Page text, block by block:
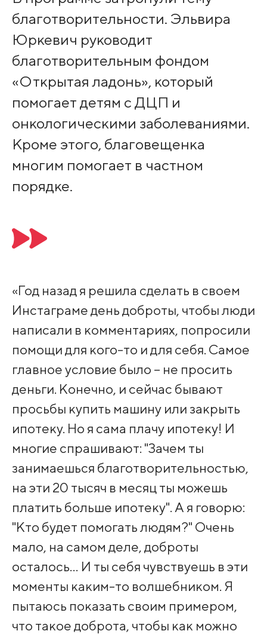
благотворительности. Эльвира
Юркевич руководит
благотворительным фондом
«Открытая ладонь», который
помогает детям с ДЦП и
онкологическими заболеваниями.
Кроме этого, благовещенка
многим помогает в частном
порядке.
«Год назад я решила сделать в своем
Инстаграме день доброты, чтобы люди
написали в комментариях, попросили
помощи для кого-то и для себя. Самое
главное условие было – не просить
деньги. Конечно, и сейчас бывают
просьбы купить машину или закрыть
ипотеку. Но я сама плачу ипотеку! И
многие спрашивают: "Зачем ты
занимаешься благотворительностью,
на эти 20 тысяч в месяц ты можешь
платить больше ипотеку". А я говорю:
"Кто будет помогать людям?" Очень
мало, на самом деле, доброты
осталось… И ты себя чувствуешь в эти
моменты каким-то волшебником. Я
пытаюсь показать своим примером,
что такое доброта, чтобы как можно